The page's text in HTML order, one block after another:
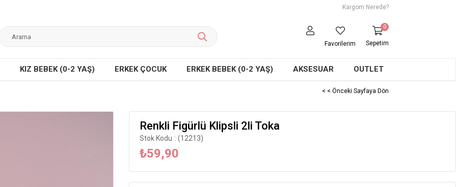
Kargom Nerede?
Sepetim
0
Favorilerim
KIZ BEBEK (0-2 YAŞ) ERKEK ÇOCUK ERKEK BEBEK (0-2 YAŞ) AKSESUAR OUTLET
< < Önceki Sayfaya Dön
Renkli Figürlü Klipsli 2li Toka
Stok Kodu (12213)
₺59,90